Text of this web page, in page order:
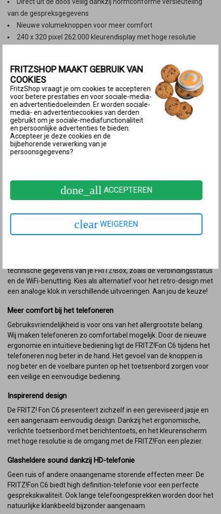
van de gespreksgegevens
Nieuwe volumeknoppen voor meer comfort
240 x 320 pixel 262.000 kleurendisplay met hoge resolutie
accu
Accu binnen 6 uur volledig opgeladen (1000 mAh, 3.7 V)
RSS-feeds, internetradio en podcasts ontvangen
Inkomende e-mails lezen en beantwoorden
Besturing van UPnP-mediaservers en Smart-Home-apparaten
Oproeplijsten, wekkerfunctie, babyfoon, rinkelblokkering
DECT-eco: automatische uitschakeling van het draadloze
signaal in stand-by
Actule weer informatie vanaf FRITZ!OS 7.25
Weergave van stad- en landnamen voor inkomende en
uitgaande oproepen vanaf FRITZ!OS 7
Nederlandse bedieningstaal in combinatie met de FRITZ!Box
technische gegevens van je FRITZ!Box, zoals de verbindingsstatus
en de WiFi-benutting. Kies als alternatief voor het retro-design met
een analoge klok in verschillende uitvoeringen. Aan jou de keuze!
Meer comfort bij het telefoneren
Gebruiksvriendelijkheid is voor ons van het allergrootste belang.
Wij maken telefoneren zo comfortabel mogelijk. Door de nieuwe
ergonomie en intuïtieve bediening ligt de FRITZ!Fon C6 tijdens het
telefoneren nog beter in de hand. Het gevoel van de knoppen is
nog beter en de voelbare punten op het toetsenbord zorgen voor
een veilige en eenvoudige bediening.
Inspirerend design
De FRITZ! Fon C6 presenteert zichzelf in een gereviseerd jasje en
een aangenaam eenvoudig design. Dankzij het ergonomische,
verlichte toetsenbord met berichtentoets, en het kleurenscherm
met hoge resolutie is de omgang met de FRITZ!Fon een plezier.
Glasheldere sound dankzij HD-telefonie
Geen ruis of andere onaangename storende effecten meer: De
FRITZ!Fon C6 biedt high definition-telefonie voor een perfecte
gesprekskwaliteit. Ook lange telefoongesprekken worden door het
natuurlijke klankbeeld bijzonder aangenaam.
FRITZSHOP MAAKT GEBRUIK VAN
COOKIES
FritzShop vraagt je om cookies te accepteren
voor betere prestaties en voor sociale-media-
en advertentiedoeleinden. Er worden sociale-
media- en advertentiecookies van derden
gebruikt om je sociale-mediafunctionaliteit
en persoonlijke advertenties te bieden.
Accepteer je deze cookies en de
bijbehorende verwerking van je
persoonsgegevens?
done_all ACCEPTEREN
clear WEIGEREN